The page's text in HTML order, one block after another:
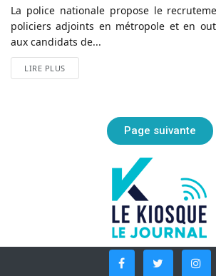
La police nationale propose le
policiers adjoints en métropole et en
aux candidats de...
LIRE PLUS
Page suivante